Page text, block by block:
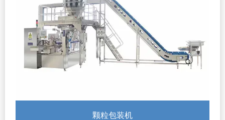
颗粒包装机